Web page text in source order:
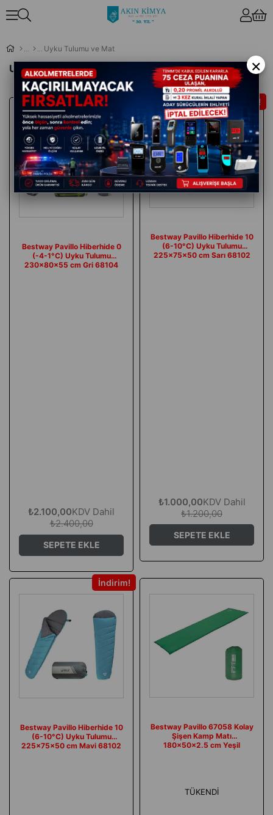
Uyku Tulumu ve Mat
Uyku Tulumu ve Mat
Bestway Pavillo Hiberhide 0
(-4-1°C) Uyku Tulumu
230x80x55 cm Gri 68104
₺2.100,00KDV Dahil
₺2.400,00
SEPETE EKLE
İndirim
Bestway Pavillo Hiberhide 10
(6-10°C) Uyku Tulumu
225x75x50 cm Sarı 68102
₺1.000,00KDV Dahil
₺1.200,00
SEPETE EKLE
İndirim
Bestway Pavillo Hiberhide 10
(6-10°C) Uyku Tulumu
225x75x50 cm Mavi 68102
İndirim
TÜKENDI
Bestway Pavillo 67058 Kolay
Şişen Kamp Matı
180x50x2.5 cm Yeşil
×